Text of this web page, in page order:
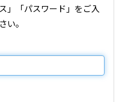
」「パスワード」をご入
い。